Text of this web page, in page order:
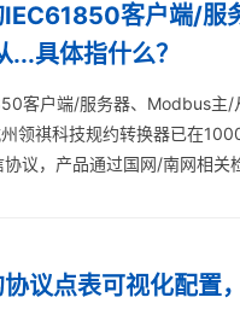
客户端/服
具体指什么？
客户端/服务器、Modbus主/
领祺科技规约转换器已在
议，产品通过国网/南网相关
议点表可视化配置